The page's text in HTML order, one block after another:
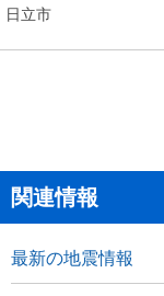
日立市
関連情報
最新の地震情報